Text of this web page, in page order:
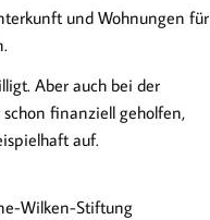
und Wohnungen für
Aber auch bei der
finanziell geholfen,
auf.
Wilken-Stiftung